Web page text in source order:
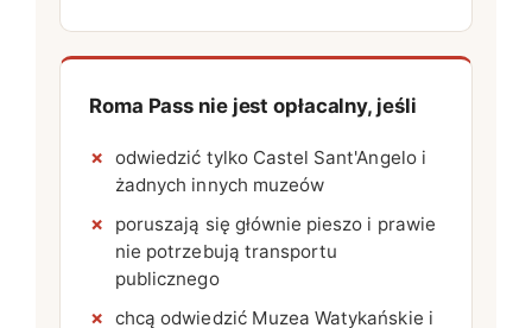
Roma Pass nie jest opłacalny, jeśli
odwiedzić tylko Castel Sant'Angelo i
żadnych innych muzeów
poruszają się głównie pieszo i prawie
nie potrzebują transportu
publicznego
chcą odwiedzić Muzea Watykańskie i